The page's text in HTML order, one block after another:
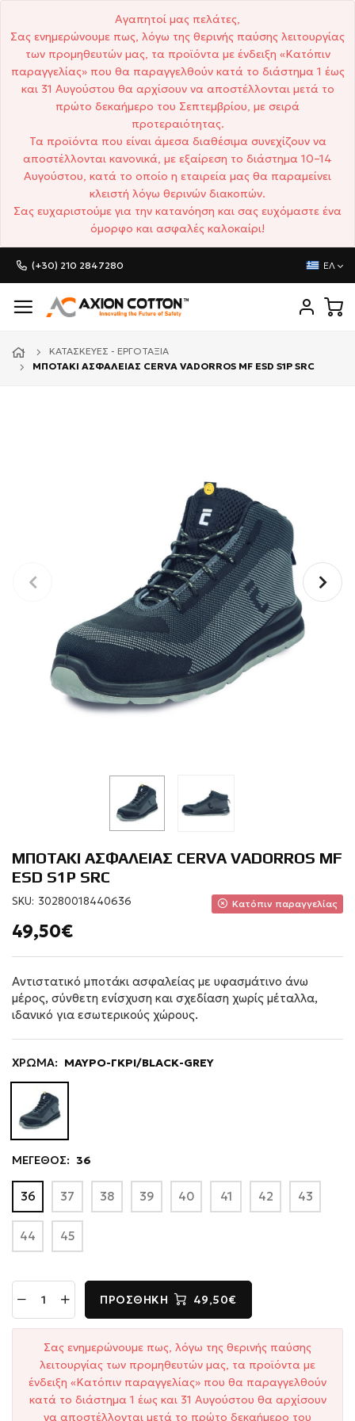
Αγαπητοί μας πελάτες,
Σας ενημερώνουμε πως, λόγω της θερινής παύσης λειτουργίας
των προμηθευτών μας, τα προϊόντα με ένδειξη «Κατόπιν
παραγγελίας» που θα παραγγελθούν κατά το διάστημα 1 έως
και 31 Αυγούστου θα αρχίσουν να αποστέλλονται μετά το
πρώτο δεκαήμερο του Σεπτεμβρίου, με σειρά
προτεραιότητας.
Τα προϊόντα που είναι άμεσα διαθέσιμα συνεχίζουν να
αποστέλλονται κανονικά, με εξαίρεση το διάστημα 10–14
Αυγούστου, κατά το οποίο η εταιρεία μας θα παραμείνει
κλειστή λόγω θερινών διακοπών.
Σας ευχαριστούμε για την κατανόηση και σας ευχόμαστε ένα
όμορφο και ασφαλές καλοκαίρι!
(+30) 210 2847280 ΕΛ
ΚΑΤΑΣΚΕΥΈΣ - ΕΡΓΟΤΆΞΙΑ
ΜΠΟΤΑΚΙ ΑΣΦΑΛΕΙΑΣ CERVA VADORROS MF ESD S1P SRC
ΜΠΟΤΑΚΙ ΑΣΦΑΛΕΙΑΣ CERVA VADORROS MF
ESD S1P SRC
SKU: 30280018440636 Κατόπιν παραγγελίας
49,50€
Αντιστατικό μποτάκι ασφαλείας με υφασμάτινο άνω
μέρος, σύνθετη ενίσχυση και σχεδίαση χωρίς μέταλλα,
ιδανικό για εσωτερικούς χώρους.
ΧΡΩΜΑ: ΜΑΥΡΟ-ΓΚΡΙ/BLACK-GREY
ΜΕΓΕΘΟΣ: 36
36 37 38 39 40 41 42 43
44 45
ΠΡΟΣΘΉΚΗ 49,50€
Σας ενημερώνουμε πως, λόγω της θερινής παύσης
λειτουργίας των προμηθευτών μας, τα προϊόντα με
ένδειξη «Κατόπιν παραγγελίας» που θα παραγγελθούν
κατά το διάστημα 1 έως και 31 Αυγούστου θα αρχίσουν
να αποστέλλονται μετά το πρώτο δεκαήμερο του